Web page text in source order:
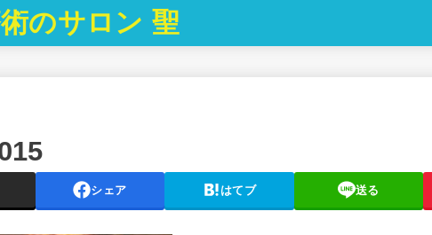
のサロン 聖
シェア はてブ 送る